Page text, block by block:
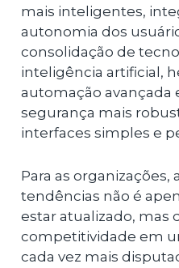
mais inteligentes,
autonomia dos
consolidação de
inteligência artificial,
automação avançada
segurança mais
interfaces simples e
Para as organizações,
tendências não é
estar atualizado, mas
competitividade em
cada vez mais